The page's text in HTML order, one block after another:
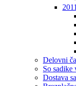
2011
Delovni
So sadike
Dostava